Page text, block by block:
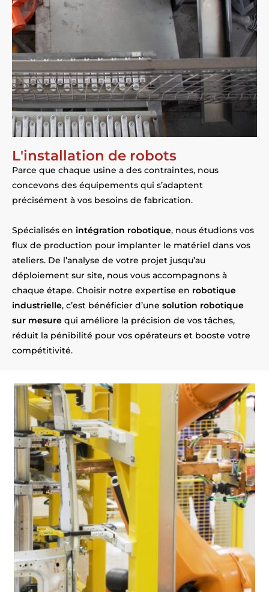
L'installation de robots
Parce que chaque usine a des contraintes, nous
concevons des équipements qui s’adaptent
précisément à vos besoins de fabrication.
Spécialisés en intégration robotique, nous étudions vos
flux de production pour implanter le matériel dans vos
ateliers. De l’analyse de votre projet jusqu’au
déploiement sur site, nous vous accompagnons à
chaque étape. Choisir notre expertise en robotique
industrielle, c’est bénéficier d’une solution robotique
sur mesure qui améliore la précision de vos tâches,
réduit la pénibilité pour vos opérateurs et booste votre
compétitivité.